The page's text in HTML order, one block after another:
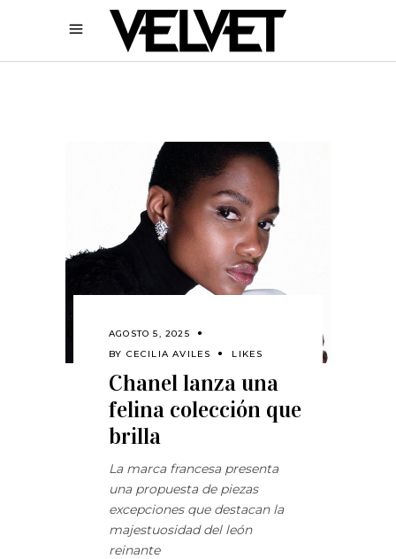
AGOSTO 5, 2025
BY CECILIA AVILES LIKES
Chanel lanza una
felina colección que
brilla
La marca francesa presenta
una propuesta de piezas
excepciones que destacan la
majestuosidad del león
reinante